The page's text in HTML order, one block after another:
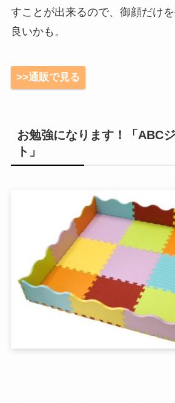
すことが出来るので、御顔だけ
良いかも。
>>通販で見る
お勉強になります！「ABC
ト」